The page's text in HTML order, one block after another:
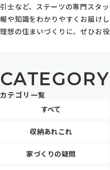
企業情報
家づくりコラム
オーナーの方へ
引士など、ステーツの専門スタ
報や知識をわかりやすくお届けし
理想の住まいづくりに、ぜひお役
CATEGORY
カテゴリ一覧
すべて
収納あれこれ
家づくりの疑問